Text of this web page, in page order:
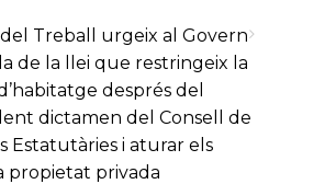
Treball urgeix al Govern
de la llei que restringeix la
després del
dictamen del Consell de
Estatutàries i aturar els
propietat privada